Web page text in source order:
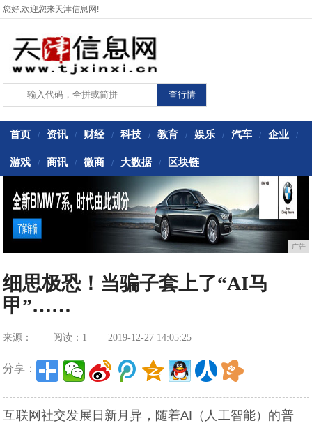
您好,欢迎您来天津信息网!
首页 / 资讯 / 财经 / 科技 / 教育 / 娱乐 / 汽车 / 企业 /
游戏 / 商讯 / 微商 / 大数据 / 区块链
广告
细思极恐！当骗子套上了“AI马
甲”……
来源： 阅读：1 2019-12-27 14:05:25
分享：
互联网社交发展日新月异，随着AI（人工智能）的普